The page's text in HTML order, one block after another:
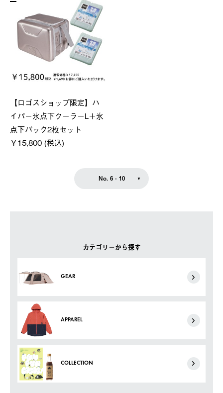
カテゴリーから探す
GEAR
APPAREL
COLLECTION
【ロゴスショップ限定】ハ
イパー氷点下クーラーL＋氷
点下パック2枚セット
￥15,800 (税込)
No. 6 - 10